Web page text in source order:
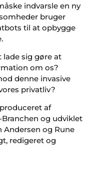
indvarsle en ny
bruger
til at opbygge
lade sig gøre at
om os?
denne invasive
privatliv?
af
og udviklet
Andersen og Rune
redigeret og